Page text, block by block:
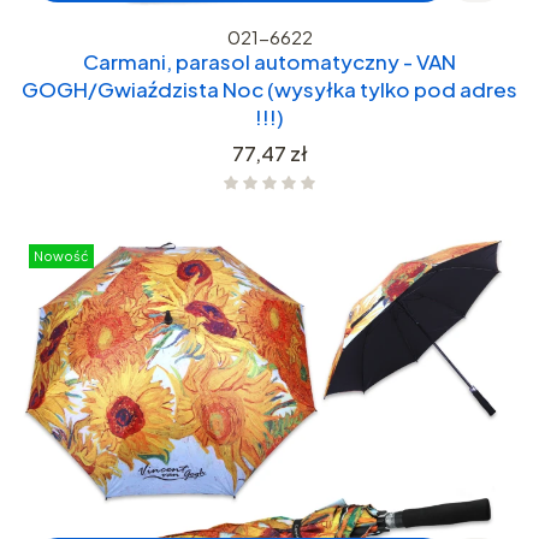
021-6622
Carmani, parasol automatyczny - VAN
GOGH/Gwiaździsta Noc (wysyłka tylko pod adres
!!!)
Cena
77,47 zł
Nowość